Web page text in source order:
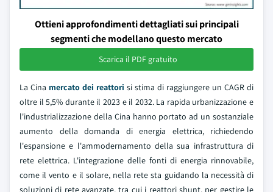
Ottieni approfondimenti dettagliati sui principali
segmenti che modellano questo mercato
Scarica il PDF gratuito
La Cina mercato dei reattori si stima di raggiungere un CAGR di
oltre il 5,5% durante il 2023 e il 2032. La rapida urbanizzazione e
l'industrializzazione della Cina hanno portato ad un sostanziale
aumento della domanda di energia elettrica, richiedendo
l'espansione e l'ammodernamento della sua infrastruttura di
rete elettrica. L'integrazione delle fonti di energia rinnovabile,
come il vento e il solare, nella rete sta guidando la necessità di
soluzioni di rete avanzate, tra cui i reattori shunt, per gestire le